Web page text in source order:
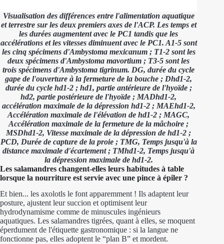
Visualisation des différences entre l'alimentation aquatique
et terrestre sur les deux premiers axes de l'ACP. Les temps et
les durées augmentent avec le PC1 tandis que les
accélérations et les vitesses diminuent avec le PC1. A1-5 sont
les cinq spécimens d'Ambystoma mexicanum ; T1-2 sont les
deux spécimens d'Ambystoma mavortium ; T3-5 sont les
trois spécimens d'Ambystoma tigrinum. DG, durée du cycle
gape de l'ouverture à la fermeture de la bouche ; Dhd1-2,
durée du cycle hd1-2 ; hd1, partie antérieure de l'hyoïde ;
hd2, partie postérieure de l'hyoïde ; MADhd1-2,
accélération maximale de la dépression hd1-2 ; MAEhd1-2,
Accélération maximale de l'élévation de hd1-2 ; MAGC,
Accélération maximale de la fermeture de la mâchoire ;
MSDhd1-2, Vitesse maximale de la dépression de hd1-2 ;
PCD, Durée de capture de la proie ; TMG, Temps jusqu'à la
distance maximale d'écartement ; TMhd1-2, Temps jusqu'à
la dépression maximale de hd1-2.
Les salamandres changent-elles leurs habitudes à table
lorsque la nourriture est servie avec une pince à épiler ?
Et bien... les axolotls le font apparemment ! Ils adaptent leur
posture, ajustent leur succion et optimisent leur
hydrodynamisme comme de minuscules ingénieurs
aquatiques. Les salamandres tigrées, quant à elles, se moquent
éperdument de l'étiquette gastronomique : si la langue ne
fonctionne pas, elles adoptent le “plan B” et mordent.